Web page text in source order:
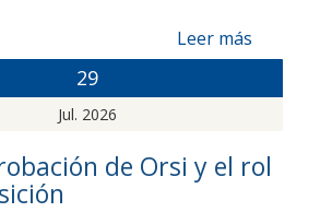
Leer más
29
Jul. 2026
de Orsi y el rol